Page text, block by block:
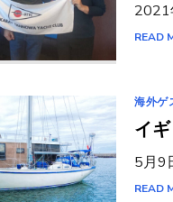
2021
READ
海外ゲ
イ
5月9
READ